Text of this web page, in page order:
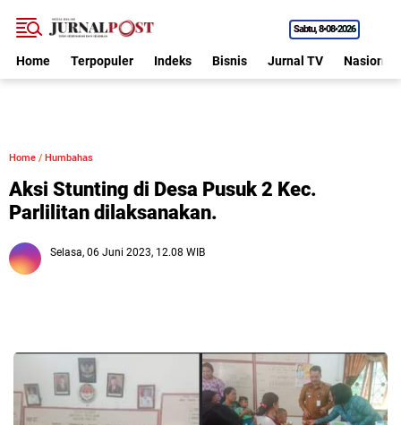
Sabtu 8•08•2026
Home Terpopuler Indeks Bisnis Jurnal TV Nasional
Home / Humbahas
Aksi Stunting di Desa Pusuk 2 Kec.
Parlilitan dilaksanakan.
Selasa, 06 Juni 2023, 12.08 WIB